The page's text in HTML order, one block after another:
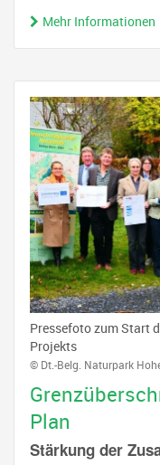
Mehr Informationen
Pressefoto zum Start
Projekts
© Dt.-Belg. Naturpark
Plan
Stärkung der